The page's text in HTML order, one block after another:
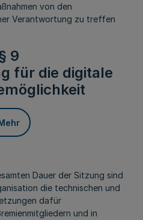
von den
Verantwortung zu treffen
9
für die digitale
Dauer der Sitzung sind
die technischen und
dafür
und in